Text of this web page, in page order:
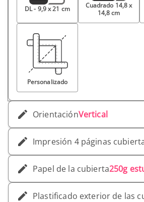
DL - 9,9 x 21 cm
Cuadrado 14,8 x
14,8 cm
Personalizado
OrientaciónVertical
Impresión 4 páginas
Papel de la cubierta250g
Plastificado exterior de las